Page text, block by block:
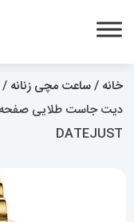
خانه /ساعت مچی زنانه /
DATEJUST